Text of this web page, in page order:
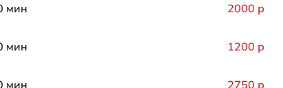
мин 2000 р
мин 1200 р
мин 2750 р